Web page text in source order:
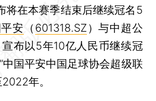
将在本赛季结束后继续冠名5
安 （601318.SZ ）与中超公
布以5年10亿人民币继续冠
国平安中国足球协会超级联
年。